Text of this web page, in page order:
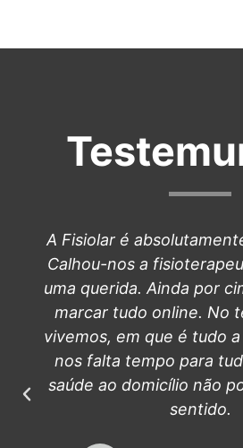
A Fisiolar é
Calhou-nos a
uma querida. Ainda por
marcar tudo online. No
vivemos, em que é tudo
nos falta tempo para
saúde ao domicílio não
sentido.